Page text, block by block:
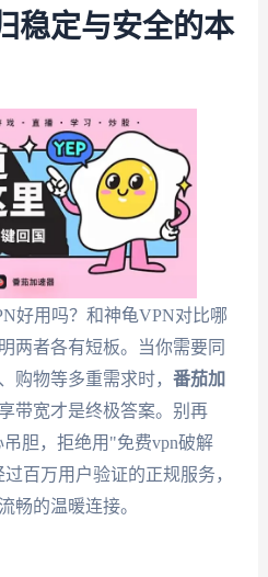
稳定与安全的本
好用吗？和神龟VPN对比哪
两者各有短板。当你需要同
购物等多重需求时， 番茄加
带宽才是终极答案。别再
胆，拒绝用"免费vpn破解
百万用户验证的正规服务，
畅的温暖连接。